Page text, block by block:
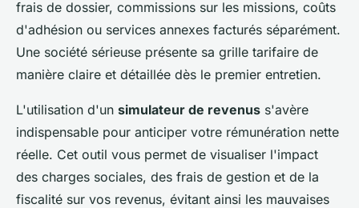
frais de dossier, commissions sur les missions, coûts
d'adhésion ou services annexes facturés séparément.
Une société sérieuse présente sa grille tarifaire de
manière claire et détaillée dès le premier entretien.
L'utilisation d'un simulateur de revenus s'avère
indispensable pour anticiper votre rémunération nette
réelle. Cet outil vous permet de visualiser l'impact
des charges sociales, des frais de gestion et de la
fiscalité sur vos revenus, évitant ainsi les mauvaises